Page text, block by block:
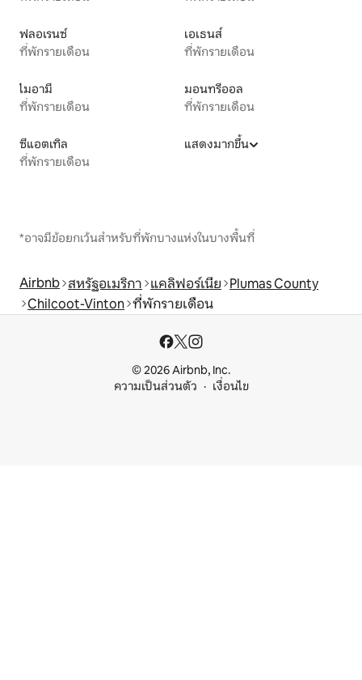
ฟลอเรนซ์
ที่พักรายเดือน
เอเธนส์
ที่พักรายเดือน
ไมอามี
ที่พักรายเดือน
มอนทรีออล
ที่พักรายเดือน
ซีแอตเทิล
ที่พักรายเดือน
แสดงมากขึ้น
*อาจมีข้อยกเว้นสำหรับที่พักบางแห่งในบางพื้นที่
Airbnb สหรัฐอเมริกา แคลิฟอร์เนีย Plumas County
Chilcoot-Vinton ที่พักรายเดือน
© 2026 Airbnb, Inc.
ความเป็นส่วนตัว
เงื่อนไข